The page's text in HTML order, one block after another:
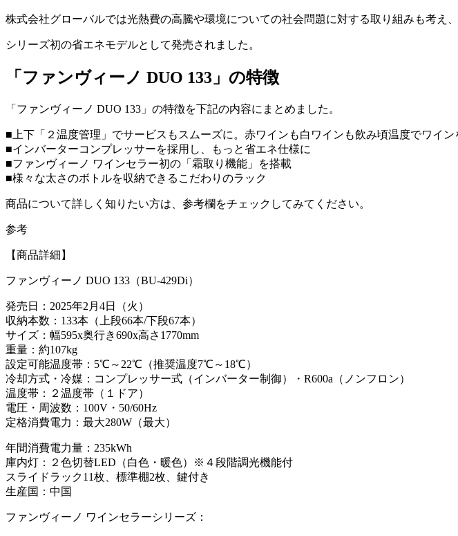
株式会社グローバルでは光熱費の高騰や環境についての社会問題に対する取り組みも考え
シリーズ初の省エネモデルとして発売されました。
「ファンヴィーノ DUO 133」の特徴
「ファンヴィーノ DUO 133」の特徴を下記の内容にまとめました。
■上下「２温度管理」でサービスもスムーズに。赤ワインも白ワインも飲み頃温度でワイン
■インバーターコンプレッサーを採用し、もっと省エネ仕様に
■ファンヴィーノ ワインセラー初の「霜取り機能」を搭載
■様々な太さのボトルを収納できるこだわりのラック
商品について詳しく知りたい方は、参考欄をチェックしてみてください。
参考
【商品詳細】
ファンヴィーノ DUO 133（BU-429Di）
発売日：2025年2月4日（火）
収納本数：133本（上段66本/下段67本）
サイズ：幅595x奥行き690x高さ1770mm
重量：約107kg
設定可能温度帯：5℃～22℃（推奨温度7℃～18℃）
冷却方式・冷媒：コンプレッサー式（インバーター制御）・R600a（ノンフロン）
温度帯：２温度帯（１ドア）
電圧・周波数：100V・50/60Hz
定格消費電力：最大280W（最大）
年間消費電力量：235kWh
庫内灯：２色切替LED（白色・暖色）※４段階調光機能付
スライドラック11枚、標準棚2枚、鍵付き
生産国：中国
ファンヴィーノ ワインセラーシリーズ：